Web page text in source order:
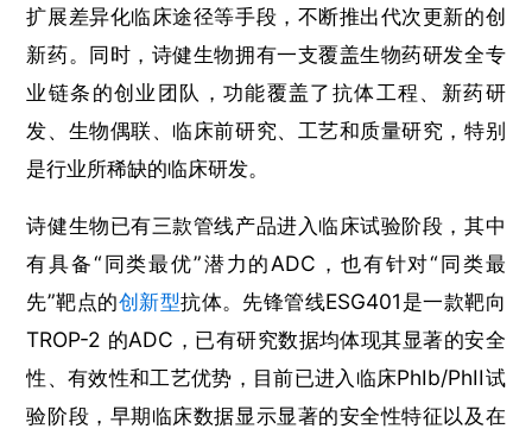
扩展差异化临床途径等手段，不断推出代次更新的创
新药。同时，诗健生物拥有一支覆盖生物药研发全专
业链条的创业团队，功能覆盖了抗体工程、新药研
发、生物偶联、临床前研究、工艺和质量研究，特别
是行业所稀缺的临床研发。
诗健生物已有三款管线产品进入临床试验阶段，其中
有具备“同类最优”潜力的ADC，也有针对“同类最
先”靶点的创新型抗体。先锋管线ESG401是一款靶向
TROP-2 的ADC，已有研究数据均体现其显著的安全
性、有效性和工艺优势，目前已进入临床PhIb/PhII试
验阶段，早期临床数据显示显著的安全性特征以及在